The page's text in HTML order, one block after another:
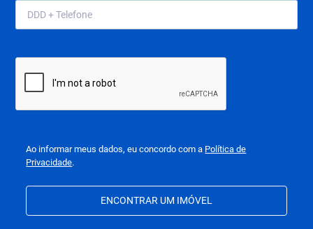
Ao informar meus dados, eu concordo com a Política de
Privacidade.
ENCONTRAR UM IMÓVEL